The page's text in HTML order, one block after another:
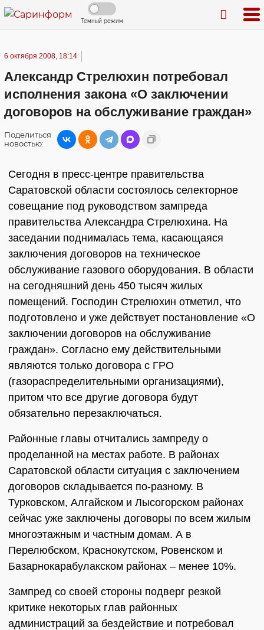
Темный режим
6 октября 2008, 18:14
Александр Стрелюхин потребовал
исполнения закона «О заключении
договоров на обслуживание граждан»
Поделиться
новостью:
Сегодня в пресс-центре правительства
Саратовской области состоялось селекторное
совещание под руководством зампреда
правительства Александра Стрелюхина. На
заседании поднималась тема, касающаяся
заключения договоров на техническое
обслуживание газового оборудования. В области
на сегодняшний день 450 тысяч жилых
помещений. Господин Стрелюхин отметил, что
подготовлено и уже действует постановление «О
заключении договоров на обслуживание
граждан». Согласно ему действительными
являются только договора с ГРО
(газораспределительными организациями),
притом что все другие договора будут
обязательно перезаключаться.
Районные главы отчитались зампреду о
проделанной на местах работе. В районах
Саратовской области ситуация с заключением
договоров складывается по-разному. В
Турковском, Алгайском и Лысогорском районах
сейчас уже заключены договоры по всем жилым
многоэтажным и частным домам. А в
Перелюбском, Краснокутском, Ровенском и
Базарнокарабулакском районах – менее 10%.
Зампред со своей стороны подверг резкой
критике некоторых глав районных
администраций за бездействие и потребовал